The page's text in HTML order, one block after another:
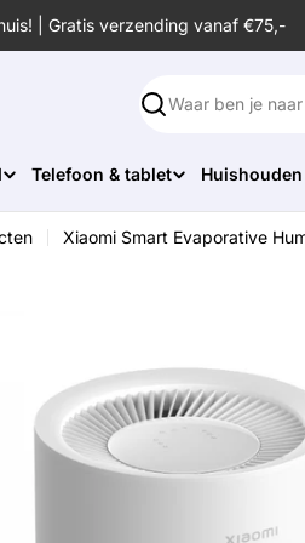
| Gratis verzending vanaf €75,-
Zoeken
Telefoon & tablet
Xiaomi Smart Evaporative